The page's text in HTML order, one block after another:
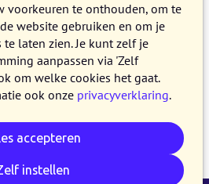
voorkeuren te onthouden, om te
website gebruiken en om je
laten zien. Je kunt zelf je
aanpassen via 'Zelf
om welke cookies het gaat.
ook onze privacyverklaring.
accepteren
instellen
2024 maken alle klanten
gebruik van release
lees je wat er nieuw is en
link